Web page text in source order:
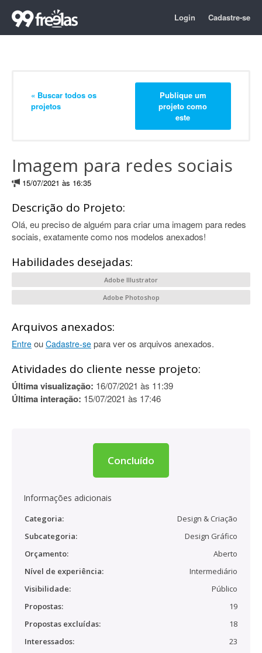
Login Cadastre-se
« Buscar todos os
projetos
Publique um
projeto como
este
Imagem para redes sociais
15/07/2021 às 16:35
Descrição do Projeto:
Olá, eu preciso de alguém para criar uma imagem para redes
sociais, exatamente como nos modelos anexados!
Habilidades desejadas:
Adobe Illustrator
Adobe Photoshop
Arquivos anexados:
Entre ou Cadastre-se para ver os arquivos anexados.
Atividades do cliente nesse projeto:
Última visualização: 16/07/2021 às 11:39
Última interação: 15/07/2021 às 17:46
Concluído
Informações adicionais
Categoria:
Design & Criação
Subcategoria:
Design Gráfico
Orçamento:
Aberto
Nível de experiência:
Intermediário
Visibilidade:
Público
Propostas:
19
Propostas excluídas:
18
Interessados:
23